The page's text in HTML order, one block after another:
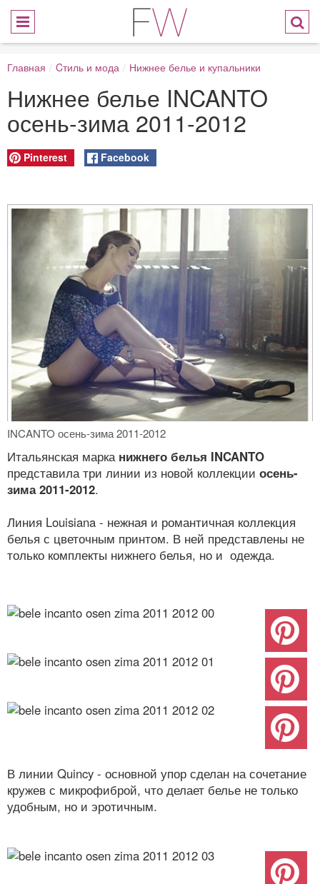
Главная / Cтиль и мода / Нижнее белье и купальники
Нижнее белье INCANTO
осень-зима 2011-2012
Pinterest Facebook
INCANTO осень-зима 2011-2012
Итальянская марка нижнего белья INCANTO
представила три линии из новой коллекции осень-
зима 2011-2012.
Линия Louisiana - нежная и романтичная коллекция
белья с цветочным принтом. В ней представлены не
только комплекты нижнего белья, но и одежда.
В линии Quincy - основной упор сделан на сочетание
кружев с микрофиброй, что делает белье не только
удобным, но и эротичным.